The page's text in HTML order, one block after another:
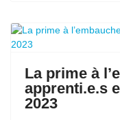
La prime à
apprenti.e.s
2023